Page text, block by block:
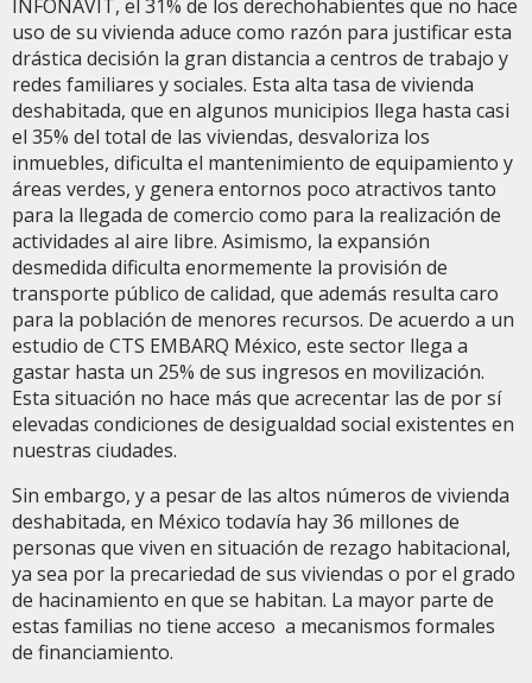
INFONAVIT, el 31% de los derechohabientes que no hace
uso de su vivienda aduce como razón para justificar esta
drástica decisión la gran distancia a centros de trabajo y
redes familiares y sociales. Esta alta tasa de vivienda
deshabitada, que en algunos municipios llega hasta casi
el 35% del total de las viviendas, desvaloriza los
inmuebles, dificulta el mantenimiento de equipamiento y
áreas verdes, y genera entornos poco atractivos tanto
para la llegada de comercio como para la realización de
actividades al aire libre. Asimismo, la expansión
desmedida dificulta enormemente la provisión de
transporte público de calidad, que además resulta caro
para la población de menores recursos. De acuerdo a un
estudio de CTS EMBARQ México, este sector llega a
gastar hasta un 25% de sus ingresos en movilización.
Esta situación no hace más que acrecentar las de por sí
elevadas condiciones de desigualdad social existentes en
nuestras ciudades.
Sin embargo, y a pesar de las altos números de vivienda
deshabitada, en México todavía hay 36 millones de
personas que viven en situación de rezago habitacional,
ya sea por la precariedad de sus viviendas o por el grado
de hacinamiento en que se habitan. La mayor parte de
estas familias no tiene acceso a mecanismos formales
de financiamiento.